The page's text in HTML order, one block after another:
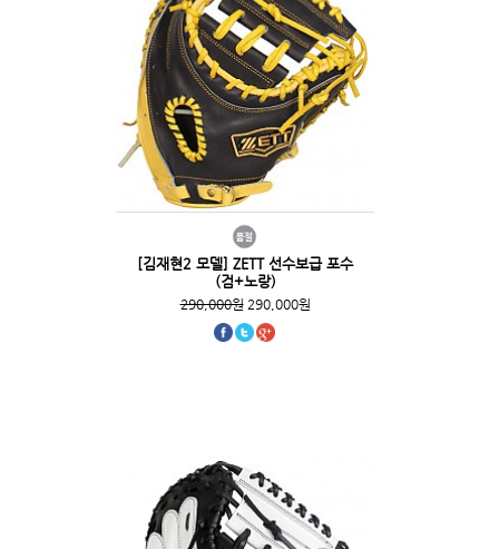
[김재현2 모델] ZETT 선수보급 포수
(검+노랑)
290,000원290,000원